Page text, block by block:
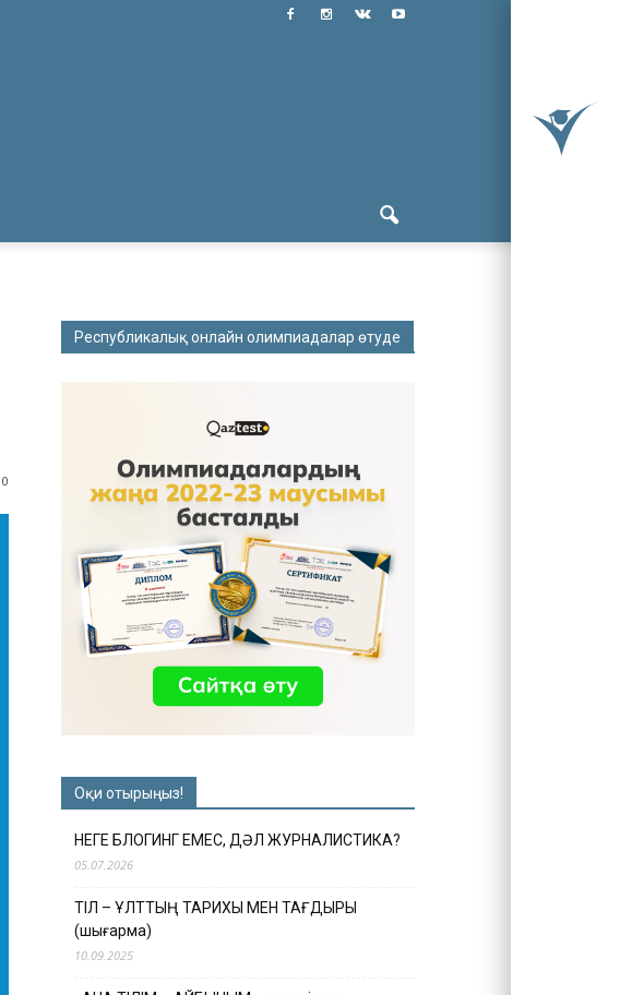
0
Республикалық онлайн олимпиадалар өтуде
Оқи отырыңыз!
НЕГЕ БЛОГИНГ ЕМЕС, ДӘЛ ЖУРНАЛИСТИКА?
05.07.2026
ТІЛ – ҰЛТТЫҢ ТАРИХЫ МЕН ТАҒДЫРЫ
(шығарма)
10.09.2025